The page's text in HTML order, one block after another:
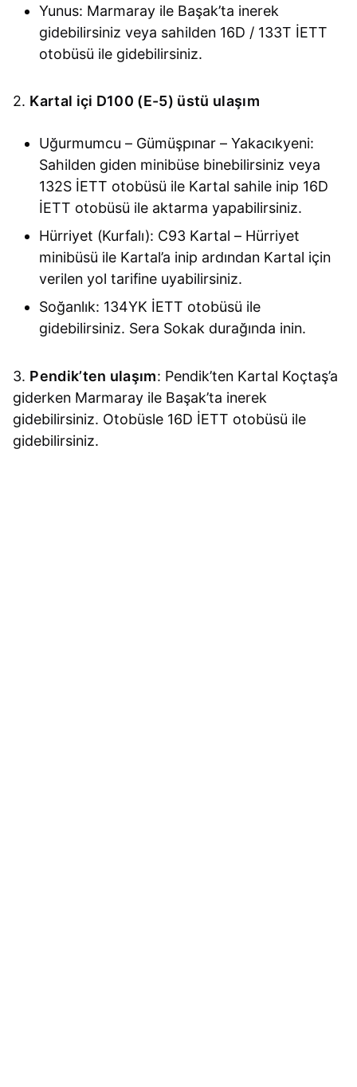
Yunus: Marmaray ile Başak’ta inerek
gidebilirsiniz veya sahilden 16D / 133T İETT
otobüsü ile gidebilirsiniz.
2. Kartal içi D100 (E-5) üstü ulaşım
Uğurmumcu – Gümüşpınar – Yakacıkyeni:
Sahilden giden minibüse binebilirsiniz veya
132S İETT otobüsü ile Kartal sahile inip 16D
İETT otobüsü ile aktarma yapabilirsiniz.
Hürriyet (Kurfalı): C93 Kartal – Hürriyet
minibüsü ile Kartal’a inip ardından Kartal için
verilen yol tarifine uyabilirsiniz.
Soğanlık: 134YK İETT otobüsü ile
gidebilirsiniz. Sera Sokak durağında inin.
3. Pendik’ten ulaşım: Pendik’ten Kartal Koçtaş’a
giderken Marmaray ile Başak’ta inerek
gidebilirsiniz. Otobüsle 16D İETT otobüsü ile
gidebilirsiniz.